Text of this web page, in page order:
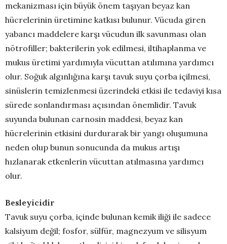
mekanizması için büyük önem taşıyan beyaz kan
hücrelerinin üretimine katkısı bulunur. Vücuda giren
yabancı maddelere karşı vücudun ilk savunması olan
nötrofiller; bakterilerin yok edilmesi, iltihaplanma ve
mukus üretimi yardımıyla vücuttan atılımına yardımcı
olur. Soğuk algınlığına karşı tavuk suyu çorba içilmesi,
sinüslerin temizlenmesi üzerindeki etkisi ile tedaviyi kısa
sürede sonlandırması açısından önemlidir. Tavuk
suyunda bulunan carnosin maddesi, beyaz kan
hücrelerinin etkisini durdurarak bir yangı oluşumuna
neden olup bunun sonucunda da mukus artışı
hızlanarak etkenlerin vücuttan atılmasına yardımcı
olur.
Besleyicidir
Tavuk suyu çorba, içinde bulunan kemik iliği ile sadece
kalsiyum değil; fosfor, sülfür, magnezyum ve silisyum